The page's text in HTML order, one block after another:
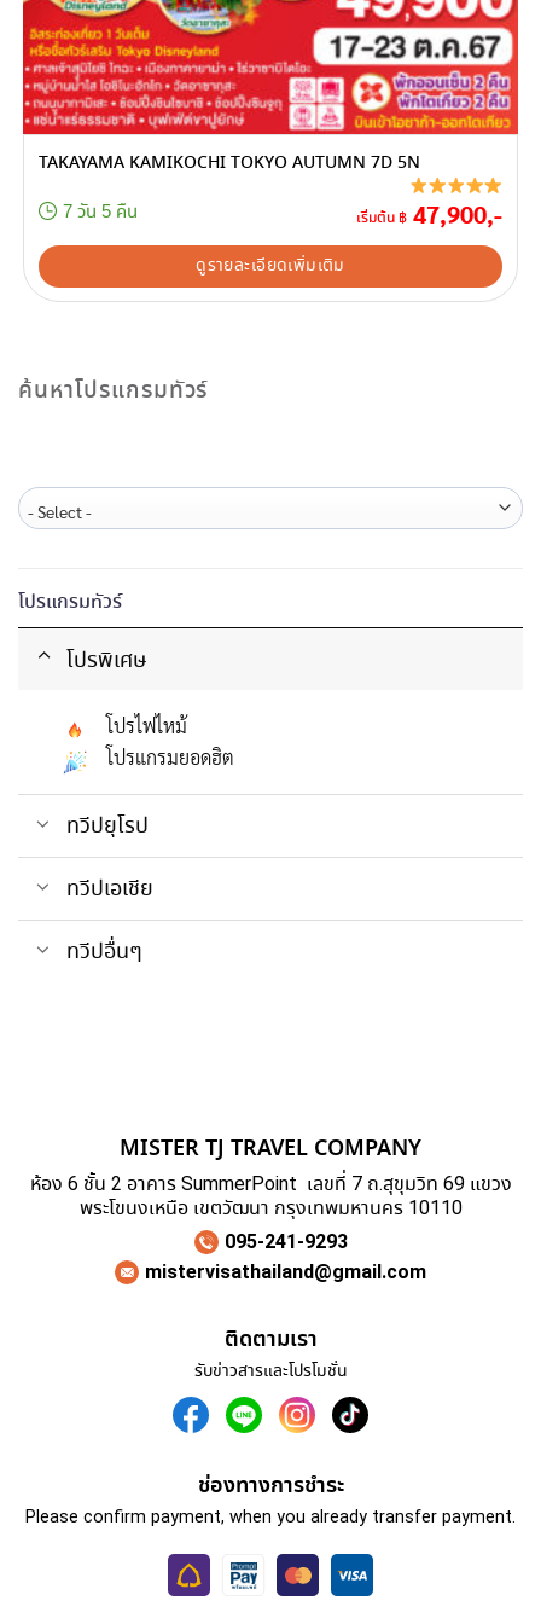
ค้นหาโปรแกรมทัวร์
โปรแกรมทัวร์
โปรพิเศษ
โปรไฟไหม้
โปรแกรมยอดฮิต
ทวีปยุโรป
ทวีปเอเชีย
ทวีปอื่นๆ
TAKAYAMA KAMIKOCHI TOKYO AUTUMN 7D 5N
7 วัน 5 คืน เริ่มต้น ฿ 47,900,-
ดูรายละเอียดเพิ่มเติม
MISTER TJ TRAVEL COMPANY
ห้อง 6 ชั้น 2 อาคาร SummerPoint เลขที่ 7 ถ.สุขุมวิท 69 แขวง
พระโขนงเหนือ เขตวัฒนา กรุงเทพมหานคร 10110
095-241-9293
mistervisathailand@gmail.com
ติดตามเรา
รับข่าวสารและโปรโมชั่น
ช่องทางการชำระ
Please confirm payment, when you already transfer payment.